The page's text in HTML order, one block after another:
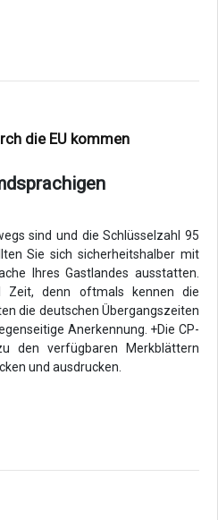
die EU kommen
sind und die Schlüsselzahl 95
Sie sich sicherheitshalber mit
Ihres Gastlandes ausstatten.
Zeit, denn oftmals kennen die
die deutschen Übergangszeiten
Anerkennung. +Die CP-
den verfügbaren Merkblättern
und ausdrucken.